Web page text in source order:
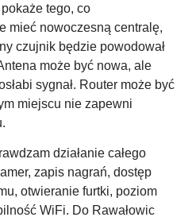
tego, co
mieć nowoczesną centralę,
czujnik będzie powodował
może być nowa, ale
sygnał. Router może być
miejscu nie zapewni
działanie całego
zapis nagrań, dostęp
otwieranie furtki, poziom
WiFi. Do Rawałowic